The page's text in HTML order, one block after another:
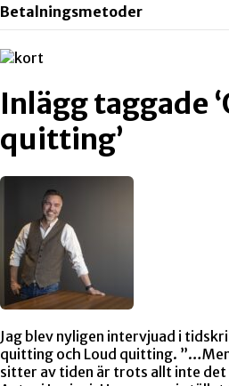
Betalningsmetoder
Inlägg taggade
quitting’
Jag blev nyligen intervjuad i
quitting och Loud quitting.
sitter av tiden är trots allt inte